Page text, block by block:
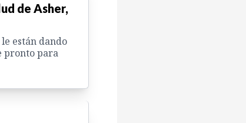
de Asher,
están dando
pronto para